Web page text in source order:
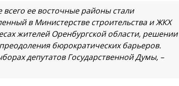
ее восточные районы стали
в Министерстве строительства и ЖКХ
жителей Оренбургской области, решении
бюрократических барьеров.
депутатов Государственной Думы, –